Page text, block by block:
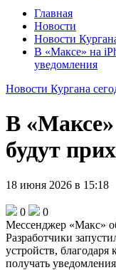
Главная
Новости
Новости
В «Максе» на
уведомления
Новости Кургана
В «Максе»
будут
18 июня 2026 в 15:18
0
0
Мессенджер «Макс»
Разработчики
устройств, благодаря
получать уведомления